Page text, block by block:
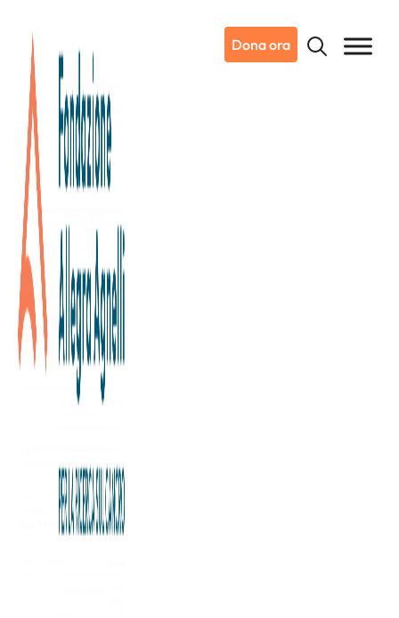
Dona ora
07/01/2021
Notizie da Candiolo
Nel 2021 ancora insieme!
Questo è il momento di crederci.
Nella Ricerca
In un anno così difficile, come quello che si è appena
concluso, non c’è stato un solo momento in cui non Vi
abbiamo sentito vicini e presenti.